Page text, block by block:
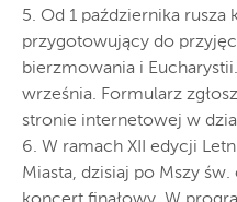
5. Od 1 października rusza
przygotowujący do
bierzmowania i
września. Formularz
stronie internetowej w
6. W ramach XII edycji
Miasta, dzisiaj po Mszy